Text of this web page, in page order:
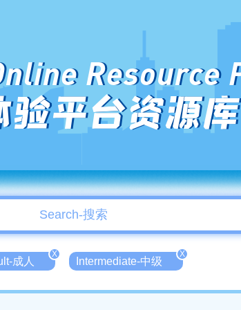
Resource
验平台资源库
成人
X
Intermediate-中级
X